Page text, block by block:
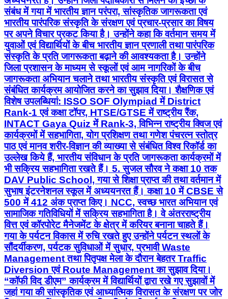
संबंध में गया में भारतीय ज्ञान परंपरा, सांस्कृतिक जागरूकता एवं
भारतीय पारंपरिक संस्कृति के संरक्षण एवं प्रचार-प्रसार का विषय
पर अपने विचार प्रकट किया है। उन्होंने कहा कि वर्तमान समय में
युवाओं एवं विद्यार्थियों के बीच भारतीय ज्ञान प्रणाली तथा पारंपरिक
संस्कृति के प्रति जागरूकता बढ़ाने की आवश्यकता है। उन्होंने
जिला प्रशासन के माध्यम से स्कूलों एवं आम नागरिकों के बीच
जागरूकता अभियान चलाने तथा भारतीय संस्कृति एवं विरासत से
संबंधित कार्यक्रम आयोजित करने का सुझाव दिया। शैक्षणिक एवं
विशेष उपलब्धियां: ISSO SOF Olympiad में District
Rank-1 एवं कक्षा टॉपर, HTSE/GTSE में राष्ट्रीय रैंक,
INTACT Gaya Quiz में Rank-3, विभिन्न राष्ट्रीय क्विज एवं
कार्यक्रमों में सहभागिता, योग प्रशिक्षण तथा गणेश पंचरत्न स्तोत्र
पाठ एवं मानव शरीर-विज्ञान की व्याख्या से संबंधित विश्व रिकॉर्ड का
उल्लेख किये हैं, भारतीय संविधान के प्रति जागरूकता कार्यक्रमों में
भी सक्रिय सहभागिता रखते हैं। 5. सुजल सौरव ने कक्षा 10 तक
DAV Public School, गया से शिक्षा प्राप्त की तथा वर्तमान में
सुभाष इंटरनेशनल स्कूल में अध्ययनरत हैं। कक्षा 10 में CBSE से
500 में 412 अंक प्राप्त किए। NCC, स्वच्छ भारत अभियान एवं
सामाजिक गतिविधियों में सक्रिय सहभागिता है। वे अंतरराष्ट्रीय
वित्त एवं कॉरपोरेट मैनेजमेंट के क्षेत्र में करियर बनाना चाहते हैं।
गया के पर्यटन विकास में रुचि रखते हुए उन्होंने पर्यटन स्थलों के
सौंदर्यीकरण, पर्यटक सुविधाओं में सुधार, प्रभावी Waste
Management तथा पितृपक्ष मेला के दौरान बेहतर Traffic
Diversion एवं Route Management का सुझाव दिया।
“कॉफी विद डीएम” कार्यक्रम में विद्यार्थियों द्वारा रखे गए सुझावों में
जहां गया की सांस्कृतिक एवं आध्यात्मिक विरासत के संरक्षण पर जोर